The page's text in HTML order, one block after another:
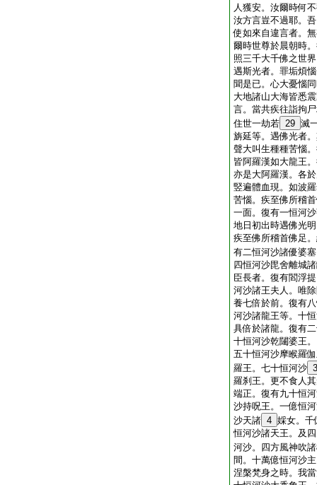
人獲安。汝爾時何
汝方言豈不過耶。
使如來自違言者。
爾時世尊於晨朝時
照三千大千佛之世
遇斯光者。罪垢煩
聞是已。心大憂惱
大地諸山大海皆悉
言。當共疾往詣拘
住世一劫若 29 滅
旃延等。遇佛光者
聲大叫生種種苦惱
皆阿羅漢如大龍王
亦是大阿羅漢。各
竪遍體血現。如波
苦惱。疾至佛所稽
一面。復有一恒河
地日初出時遇佛光
疾至佛所稽首佛足
有二恒河沙諸優婆
四恒河沙毘舍離城
臣長者。復有閻浮
河沙諸王夫人。唯
養七倍於前。復有
河沙諸龍王等。十
具倍於諸龍。復有
十恒河沙乾闥婆王
五十恒河沙摩睺羅
羅王。七十恒河沙 3
羅刹王。更不食人
端正。復有九十恒
沙持呪王。一億恒
沙天諸 4 婇女。千
恒河沙諸天王。及
河沙。四方風神吹
間。十萬億恒河沙
涅槃梵身之時。我